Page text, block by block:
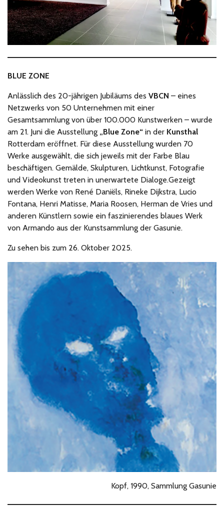
BLUE ZONE
Anlässlich des 20-jährigen Jubiläums des VBCN – eines
Netzwerks von 50 Unternehmen mit einer
Gesamtsammlung von über 100.000 Kunstwerken – wurde
am 21. Juni die Ausstellung „Blue Zone“ in der Kunsthal
Rotterdam eröffnet. Für diese Ausstellung wurden 70
Werke ausgewählt, die sich jeweils mit der Farbe Blau
beschäftigen. Gemälde, Skulpturen, Lichtkunst, Fotografie
und Videokunst treten in unerwartete Dialoge.Gezeigt
werden Werke von René Daniëls, Rineke Dijkstra, Lucio
Fontana, Henri Matisse, Maria Roosen, Herman de Vries und
anderen Künstlern sowie ein faszinierendes blaues Werk
von Armando aus der Kunstsammlung der Gasunie.
Zu sehen bis zum 26. Oktober 2025.
Kopf, 1990, Sammlung Gasunie